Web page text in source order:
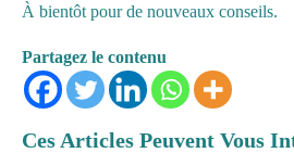
À bientôt pour de nouveaux conseils.
Partagez le contenu
Ces Articles Peuvent Vous